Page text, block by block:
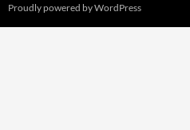
Proudly powered by WordPress